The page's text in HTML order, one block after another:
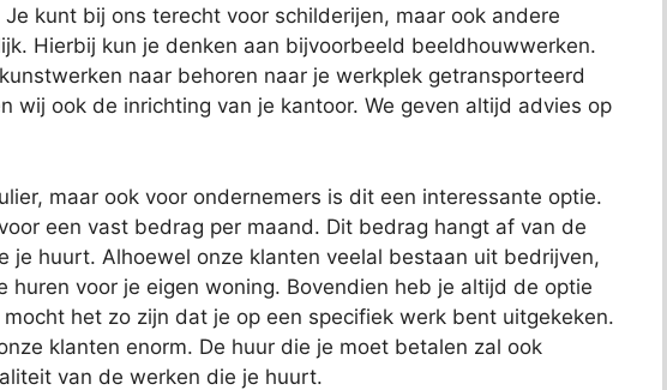
kunt bij ons terecht voor schilderijen, maar ook andere
Hierbij kun je denken aan bijvoorbeeld beeldhouwwerken.
naar behoren naar je werkplek getransporteerd
wij ook de inrichting van je kantoor. We geven altijd advies op
maar ook voor ondernemers is dit een interessante optie.
een vast bedrag per maand. Dit bedrag hangt af van de
je huurt. Alhoewel onze klanten veelal bestaan uit bedrijven,
huren voor je eigen woning. Bovendien heb je altijd de optie
het zo zijn dat je op een specifiek werk bent uitgekeken.
klanten enorm. De huur die je moet betalen zal ook
van de werken die je huurt.